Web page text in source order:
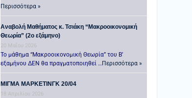
Περισσότερα »
Αναβολή Μαθήματος κ. Τσιάκη “Μακροοικονομική
Θεωρία” (2ο εξάμηνο)
20 Μαΐου 2026
Το μάθημα “Μακροοικονομική Θεωρία” του Β’
εξαμήνου ΔΕΝ θα πραγματοποιηθεί … Περισσότερα »
ΜΙΓΜΑ ΜΑΡΚΕΤΙΝΓΚ 20/04
18 Απριλίου 2026